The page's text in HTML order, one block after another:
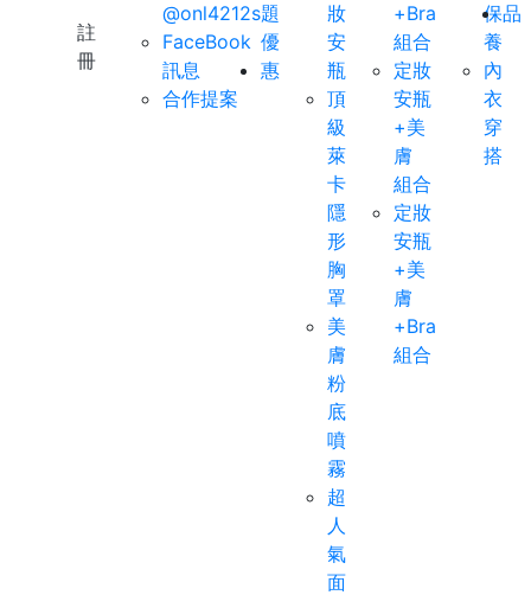
註
冊
@onl4212s
FaceBook
訊息
合作提案
題
優
惠
妝
安
瓶
頂
級
萊
卡
隱
形
胸
罩
美
膚
粉
底
噴
霧
超
人
氣
面
+Bra
組合
定妝
安瓶
+美
膚
組合
定妝
安瓶
+美
膚
+Bra
組合
保
養
內
衣
穿
搭
品